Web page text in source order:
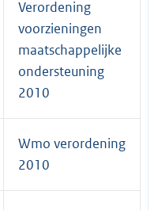
Verordening
voorzieningen
maatschappelijke
ondersteuning
2010
Wmo verordening
2010